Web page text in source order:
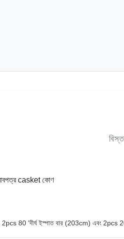
casket কোণ
80 'দীর্ঘ ইস্পাত বার (203cm) এবং 2pcs